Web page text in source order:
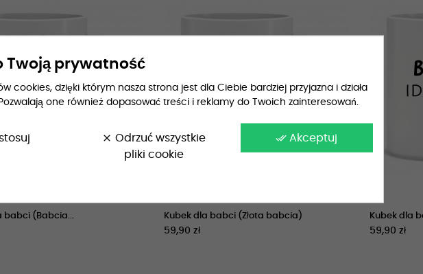
babci (Babcia... Kubek dla babci (Złota babcia)
59,90 zł
Kubek dla
59,90 zł
Twoją prywatność
cookies, dzięki którym nasza strona jest dla Ciebie bardziej przyjazna i działa
one również dopasować treści i reklamy do Twoich zainteresowań.
done_all Akceptuj
clear Odrzuć wszystkie
pliki cookie